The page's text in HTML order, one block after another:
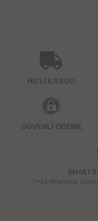
HIZLI KARGO
GÜVENLİ ÖDEME
7x24 Whatsapp